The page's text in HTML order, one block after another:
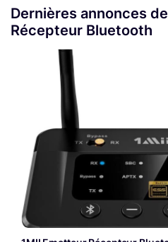
Dernières annonces
Récepteur Bluetooth